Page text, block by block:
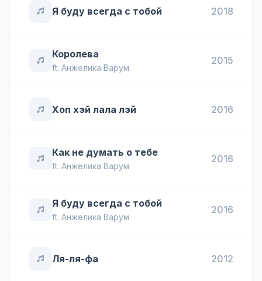
Я буду всегда с тобой 2018
Королева
ft. Анжелика Варум
2015
Хоп хэй лала лэй 2016
Как не думать о тебе
ft. Анжелика Варум
2016
Я буду всегда с тобой
ft. Анжелика Варум
2016
Ля-ля-фа 2012